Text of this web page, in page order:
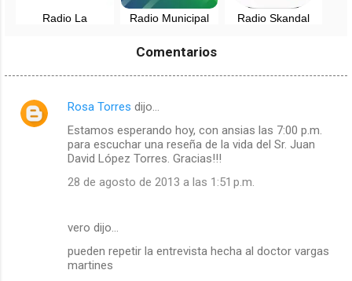
Radio La
Radio Municipal
Radio Skandal
Comentarios
C
Rosa Torres dijo…
Estamos esperando hoy, con ansias las 7:00 p.m.
para escuchar una reseña de la vida del Sr. Juan
David López Torres. Gracias!!!
28 de agosto de 2013 a las 1:51 p.m.
vero dijo…
pueden repetir la entrevista hecha al doctor vargas
martines